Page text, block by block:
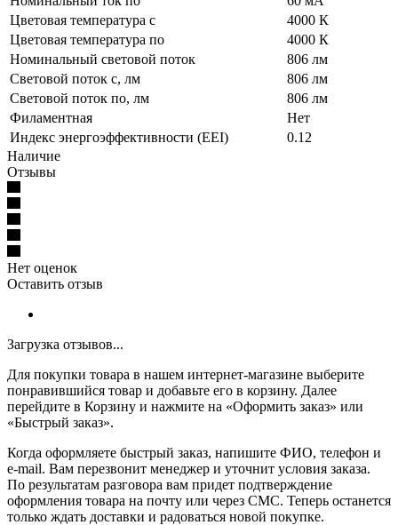
Цветовая температура с
4000 К
Цветовая температура по
4000 К
Номинальный световой поток
806 лм
Световой поток с, лм
806 лм
Световой поток по, лм
806 лм
Филаментная
Нет
Индекс энергоэффективности (EEI)
0.12
Наличие
Отзывы
Нет оценок
Оставить отзыв
Загрузка отзывов...
Для покупки товара в нашем интернет-магазине выберите
понравившийся товар и добавьте его в корзину. Далее
перейдите в Корзину и нажмите на «Оформить заказ» или
«Быстрый заказ».
Когда оформляете быстрый заказ, напишите ФИО, телефон и
e-mail. Вам перезвонит менеджер и уточнит условия заказа.
По результатам разговора вам придет подтверждение
оформления товара на почту или через СМС. Теперь останется
только ждать доставки и радоваться новой покупке.